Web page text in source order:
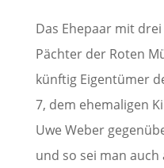
Das Ehepaar mit
Pächter der Roten
künftig Eigentümer
7, dem ehemaligen
Uwe Weber
und so sei man auch